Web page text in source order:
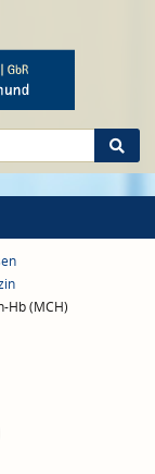
Hb (MCH)